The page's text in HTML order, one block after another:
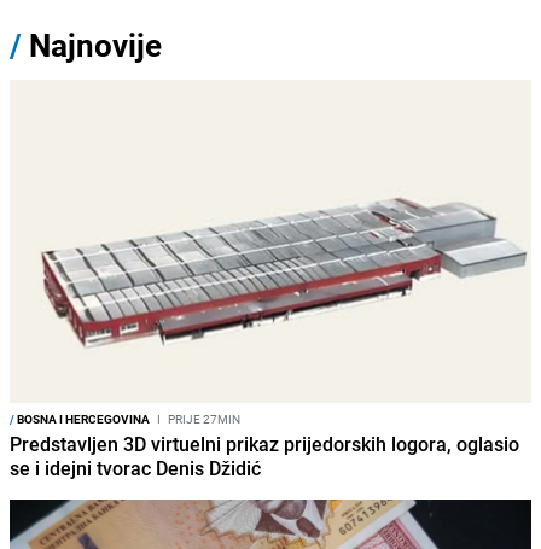
/ Najnovije
/BOSNA I HERCEGOVINA I PRIJE 27MIN
Predstavljen 3D virtuelni prikaz prijedorskih logora, oglasio
se i idejni tvorac Denis Džidić